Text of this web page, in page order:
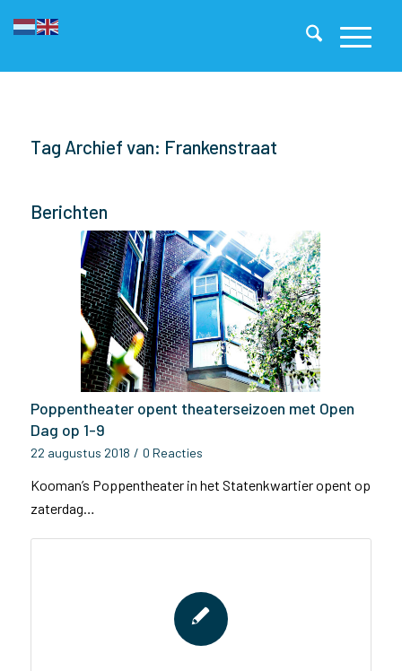
Tag Archief van: Frankenstraat
Berichten
Poppentheater opent theaterseizoen met Open
Dag op 1-9
22 augustus 2018 / 0 Reacties
Kooman’s Poppentheater in het Statenkwartier opent op
zaterdag…